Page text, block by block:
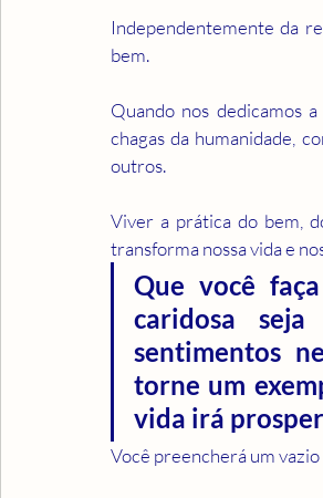
Independentemente da
bem.
Quando nos dedicamos
chagas da humanidade,
outros.
Viver a prática do bem,
transforma nossa vida e
Que você
caridosa
sentimentos
torne um
vida irá
Você preencherá um